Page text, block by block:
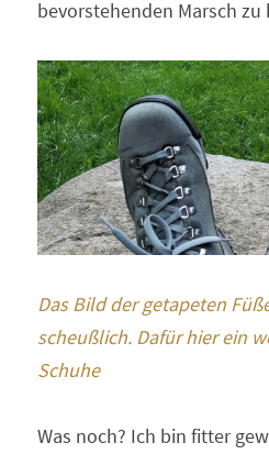
bevorstehenden Marsch
Das Bild der getapeten
scheußlich. Dafür hier ein
Schuhe
Was noch? Ich bin fitter